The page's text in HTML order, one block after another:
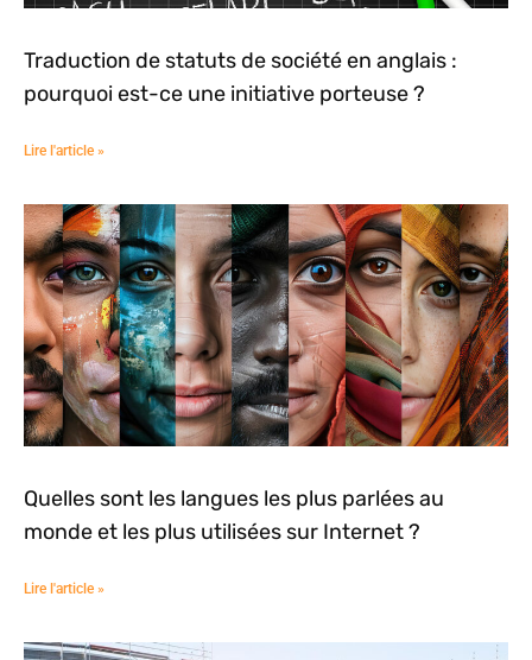
Traduction de statuts de société en anglais :
pourquoi est-ce une initiative porteuse ?
Lire l'article »
Quelles sont les langues les plus parlées au
monde et les plus utilisées sur Internet ?
Lire l'article »